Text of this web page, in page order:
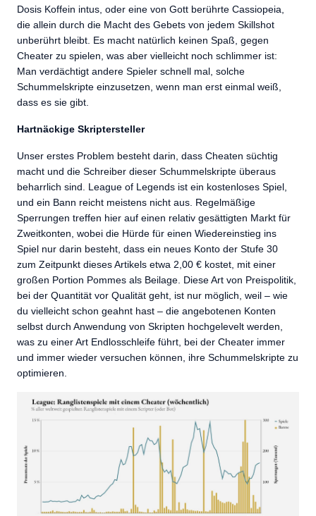
Dosis Koffein intus, oder eine von Gott berührte Cassiopeia,
die allein durch die Macht des Gebets von jedem Skillshot
unberührt bleibt. Es macht natürlich keinen Spaß, gegen
Cheater zu spielen, was aber vielleicht noch schlimmer ist:
Man verdächtigt andere Spieler schnell mal, solche
Schummelskripte einzusetzen, wenn man erst einmal weiß,
dass es sie gibt.
Hartnäckige Skriptersteller
Unser erstes Problem besteht darin, dass Cheaten süchtig
macht und die Schreiber dieser Schummelskripte überaus
beharrlich sind. League of Legends ist ein kostenloses Spiel,
und ein Bann reicht meistens nicht aus. Regelmäßige
Sperrungen treffen hier auf einen relativ gesättigten Markt für
Zweitkonten, wobei die Hürde für einen Wiedereinstieg ins
Spiel nur darin besteht, dass ein neues Konto der Stufe 30
zum Zeitpunkt dieses Artikels etwa 2,00 € kostet, mit einer
großen Portion Pommes als Beilage. Diese Art von Preispolitik,
bei der Quantität vor Qualität geht, ist nur möglich, weil – wie
du vielleicht schon geahnt hast – die angebotenen Konten
selbst durch Anwendung von Skripten hochgelevelt werden,
was zu einer Art Endlosschleife führt, bei der Cheater immer
und immer wieder versuchen können, ihre Schummelskripte zu
optimieren.